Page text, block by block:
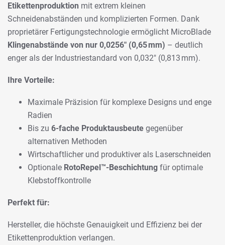
Etikettenproduktion mit extrem kleinen
Schneidenabständen und komplizierten Formen. Dank
proprietärer Fertigungstechnologie ermöglicht MicroBlade
Klingenabstände von nur 0,0256" (0,65mm) – deutlich
enger als der Industriestandard von 0,032" (0,813 mm).
Ihre Vorteile:
Maximale Präzision für komplexe Designs und enge
Radien
Bis zu 6-fache Produktausbeute gegenüber
alternativen Methoden
Wirtschaftlicher und produktiver als Laserschneiden
Optionale RotoRepel™-Beschichtung für optimale
Klebstoffkontrolle
Perfekt für:
Hersteller, die höchste Genauigkeit und Effizienz bei der
Etikettenproduktion verlangen.